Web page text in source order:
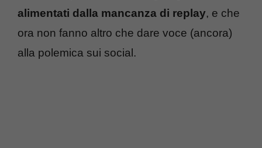
alimentati dalla mancanza di replay, e che
ora non fanno altro che dare voce (ancora)
alla polemica sui social.